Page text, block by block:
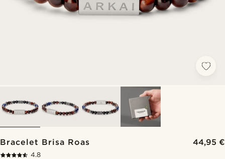
Bracelet Brisa Roas 44,95 €
4.8